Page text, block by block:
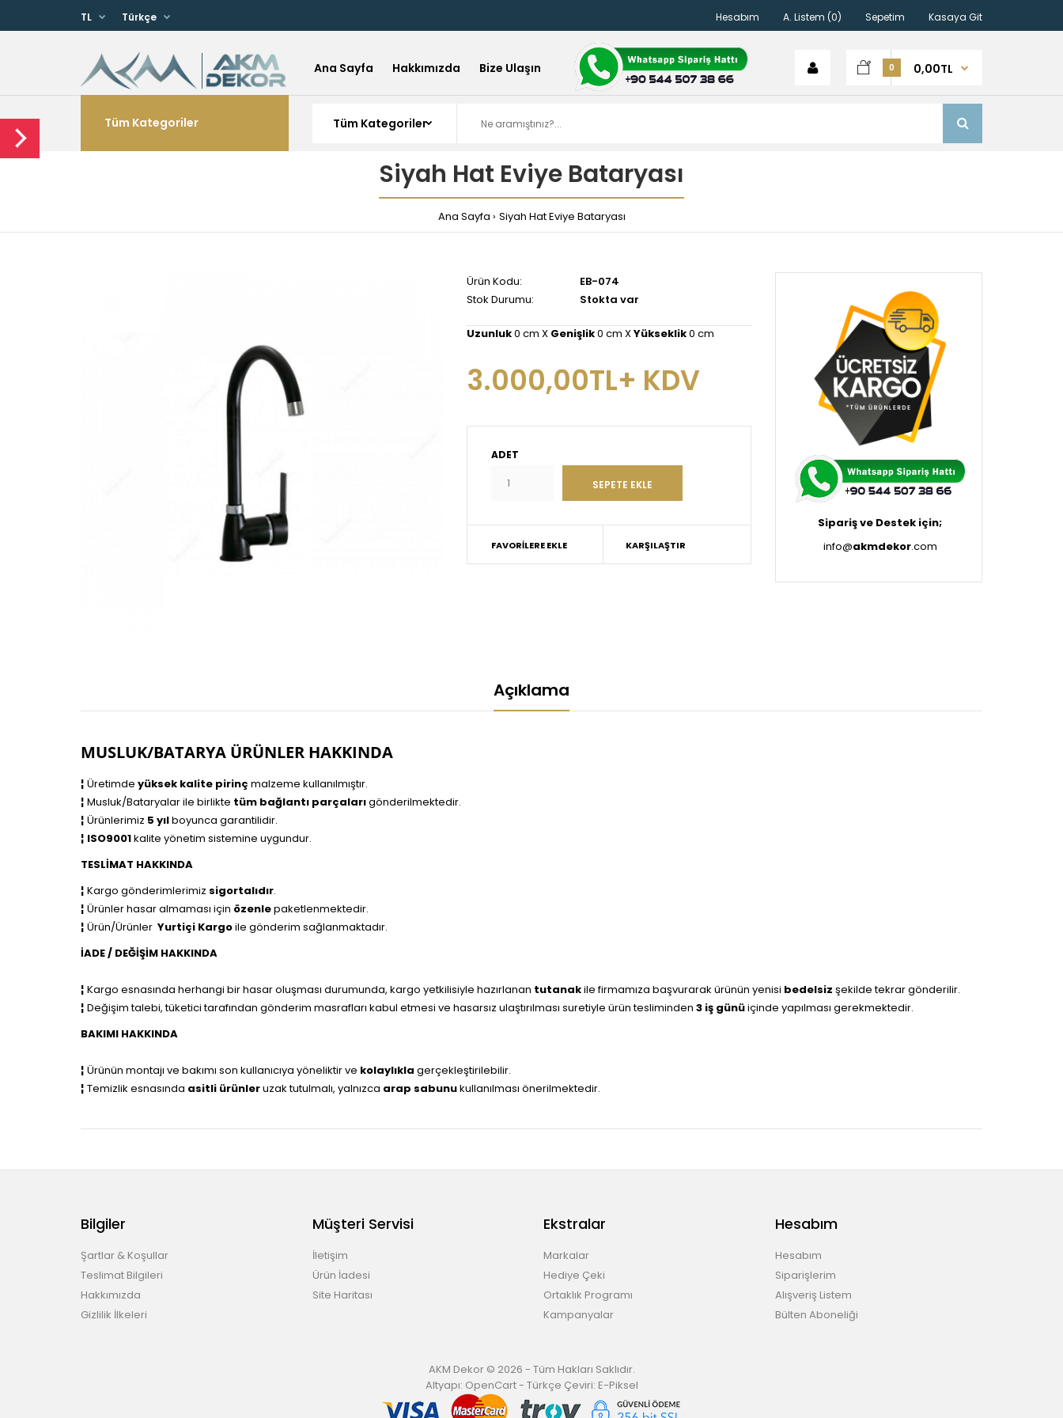
Hesabım A. Listem (0) Sepetim Kasaya Git
TL Türkçe
Ana Sayfa Hakkımızda Bize Ulaşın 0 0,00TL
Tüm Kategoriler
Siyah Hat Eviye Bataryası
Ana Sayfa Siyah Hat Eviye Bataryası
Ürün Kodu:
EB-074
Stok Durumu:
Stokta var
Uzunluk0 cm X Genişlik0 cm XYükseklik0 cm
3.000,00TL+ KDV
ADET
FAVORILERE EKLE KARŞILAŞTIR
Sipariş ve Destek için;
info@akmdekor.com
Açıklama
MUSLUK/BATARYA ÜRÜNLER HAKKINDA
¦ Üretimde yüksek kalite pirinç malzeme kullanılmıştır.
¦ Musluk/Bataryalar ile birlikte tüm bağlantı parçalarıgönderilmektedir.
¦ Ürünlerimiz 5 yılboyunca garantilidir.
¦ ISO9001kalite yönetim sistemine uygundur.
TESLİMAT HAKKINDA
¦ Kargo gönderimlerimiz sigortalıdır.
¦ Ürünler hasar almaması için özenlepaketlenmektedir.
¦ Ürün/Ürünler Yurtiçi Kargoile gönderim sağlanmaktadır.
İADE / DEĞİŞİM HAKKINDA
¦ Kargo esnasında herhangi bir hasar oluşması durumunda, kargo yetkilisiyle hazırlanan tutanakile firmamıza başvurarak ürünün yenisi bedelsiz şekilde tekrar gönderilir.
¦ Değişim talebi, tüketici tarafından gönderim masrafları kabul etmesi ve hasarsız ulaştırılması suretiyle ürün tesliminden 3 iş günüiçinde yapılması gerekmektedir.
BAKIMI HAKKINDA
¦ Ürünün montajı ve bakımı son kullanıcıya yöneliktir ve kolaylıkla gerçekleştirilebilir.
¦ Temizlik esnasında asitli ürünleruzak tutulmalı, yalnızca arap sabunukullanılması önerilmektedir.
Bilgiler
Şartlar & Koşullar
Teslimat Bilgileri
Hakkımızda
Gizlilik İlkeleri
Müşteri Servisi
İletişim
Ürün İadesi
Site Haritası
Ekstralar
Markalar
Hediye Çeki
Ortaklık Programı
Kampanyalar
Hesabım
Hesabım
Siparişlerim
Alışveriş Listem
Bülten Aboneliği
AKM Dekor © 2026 - Tüm Hakları Saklıdır.
Altyapı: OpenCart- Türkçe Çeviri: E-Piksel